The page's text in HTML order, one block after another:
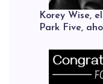
Korey Wise,
Park Five,